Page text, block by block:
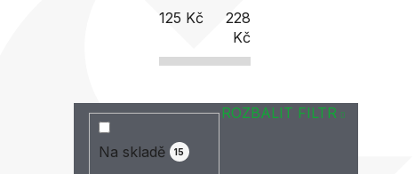
125 Kč
228
Kč
Na skladě 15
ROZBALIT FILTR